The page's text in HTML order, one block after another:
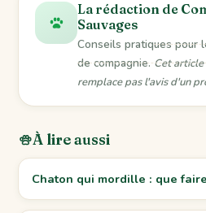
La rédaction de
Sauvages
Conseils pratiques pour
de compagnie.Cet
remplace pas l'avis d'un
À lire aussi
Chaton qui mordille : que